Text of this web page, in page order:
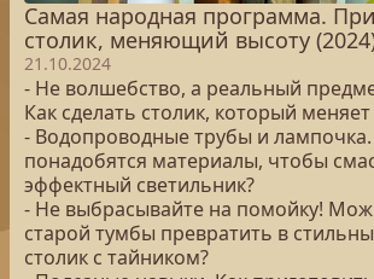
Самая народная программа.
столик, меняющий высоту
21.10.2024
- Не волшебство, а реальный
Как сделать столик, который
- Водопроводные трубы и
понадобятся материалы, чтобы
эффектный светильник?
- Не выбрасывайте на помойку!
старой тумбы превратить в
столик с тайником?